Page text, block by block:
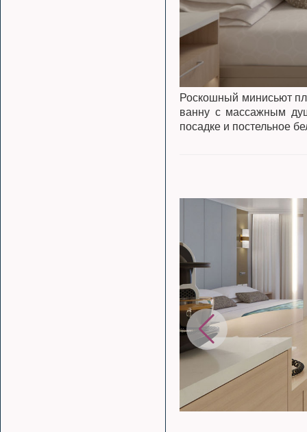
Роскошный минисьют
ванну с массажным
посадке и постельное